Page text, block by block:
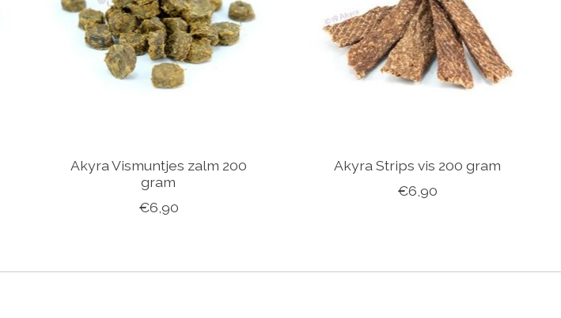
Akyra Vismuntjes zalm 200
gram
€6,90
Akyra Strips vis 200 gram
€6,90